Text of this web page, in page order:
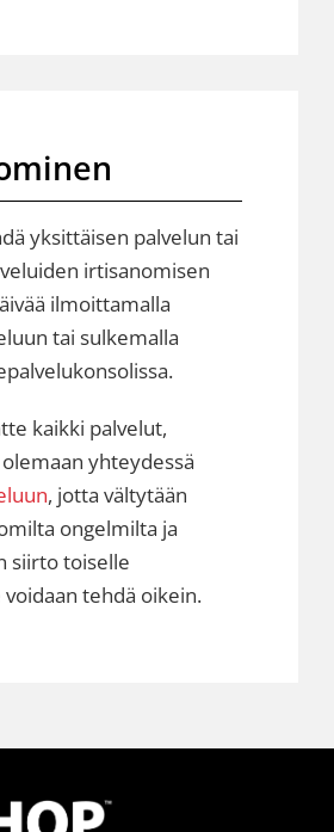
yksittäisen palvelun tai
irtisanomisen
ilmoittamalla
tai sulkemalla
kaikki palvelut,
yhteydessä
, jotta vältytään
ongelmilta ja
siirto toiselle
tehdä oikein.